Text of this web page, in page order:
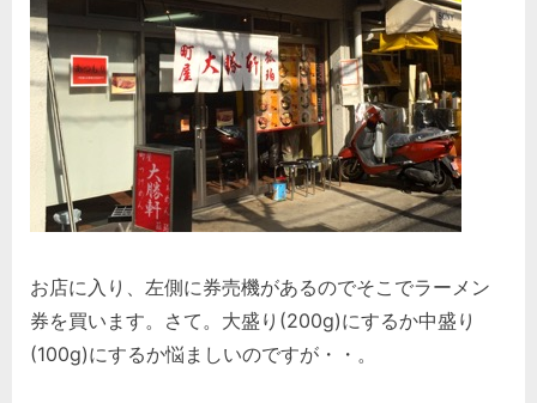
お店に入り、左側に券売機があるのでそこでラーメン
券を買います。さて。大盛り(200g)にするか中盛り
(100g)にするか悩ましいのですが・・。